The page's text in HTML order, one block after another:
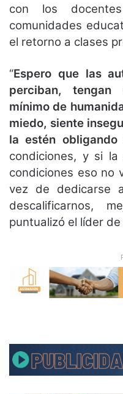
con los
comunidades
el retorno a clases
“Espero que las
perciban,
mínimo de
miedo, siente
la estén obligando
condiciones, y si
condiciones eso no
vez de dedicarse
descalificarnos,
puntualizó el líder